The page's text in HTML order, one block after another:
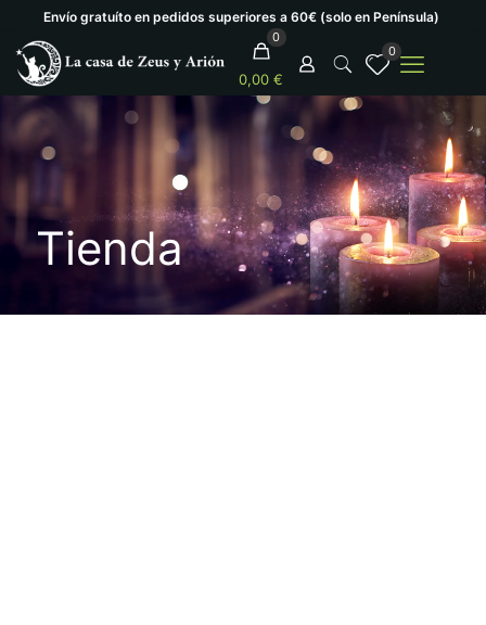
Envío gratuíto en pedidos superiores a 60€ (solo en Península)
0
0,00 €
0
Tienda